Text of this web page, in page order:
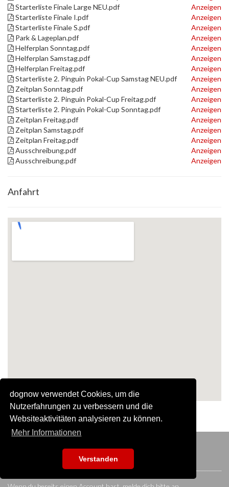
dognow verwendet Cookies, um die
Nutzerfahrungen zu verbessern und die
Websiteaktivitäten analysieren zu können.
Mehr Informationen
Verstanden
Starterliste Finale Large NEU.pdf
Anzeigen
Starterliste Finale I.pdf
Anzeigen
Starterliste Finale S.pdf
Anzeigen
Park & Lageplan.pdf
Anzeigen
Helferplan Sonntag.pdf
Anzeigen
Helferplan Samstag.pdf
Anzeigen
Helferplan Freitag.pdf
Anzeigen
Starterliste 2. Pinguin Pokal-Cup Samstag NEU.pdf
Anzeigen
Zeitplan Sonntag.pdf
Anzeigen
Starterliste 2. Pinguin Pokal-Cup Freitag.pdf
Anzeigen
Starterliste 2. Pinguin Pokal-Cup Sonntag.pdf
Anzeigen
Zeitplan Freitag.pdf
Anzeigen
Zeitplan Samstag.pdf
Anzeigen
Zeitplan Freitag.pdf
Anzeigen
Ausschreibung.pdf
Anzeigen
Ausschreibung.pdf
Anzeigen
Anfahrt
KONTAKTIERE UNS